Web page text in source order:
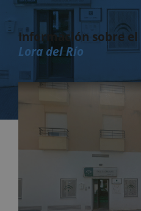
Información sobre el
Lora del Río